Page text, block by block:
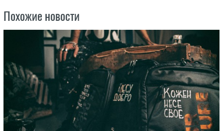
Похожие новости